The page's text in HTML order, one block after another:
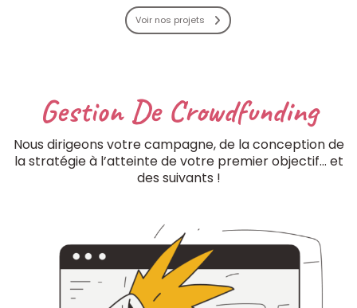
Voir nos projets
Gestion De Crowdfunding
Nous dirigeons votre campagne, de la conception de
la stratégie à l’atteinte de votre premier objectif… et
des suivants !